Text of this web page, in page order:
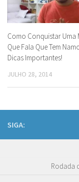
Como Conquistar Uma
Que Fala Que Tem
Dicas Importantes!
JULHO 28, 2014
SIGA:
Rodada